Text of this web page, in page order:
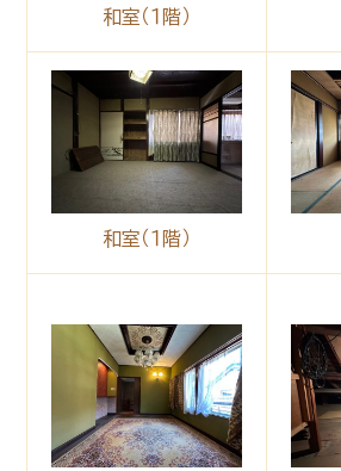
和室（１階）
和室（１階）